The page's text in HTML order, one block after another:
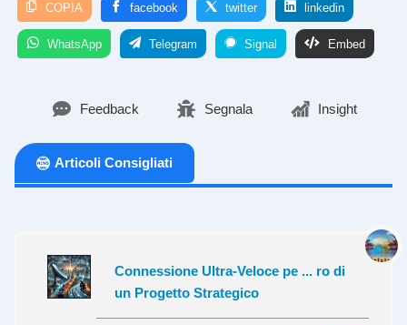
COPIA facebook twitter linkedin
WhatsApp Telegram Signal Embed
Feedback Segnala Insight
Articoli Consigliati
Connessione Ultra-Veloce pe ... ro di
un Progetto Strategico